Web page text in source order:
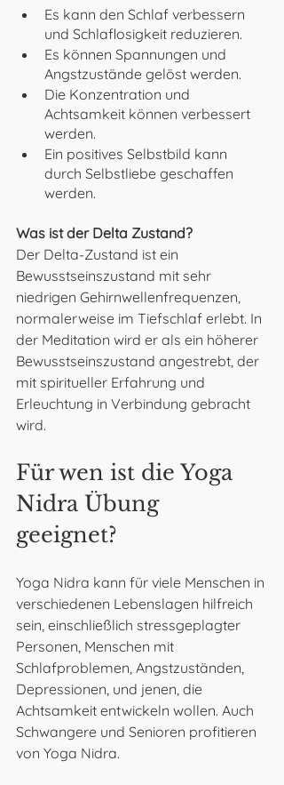
Es kann den Schlaf verbessern
und Schlaflosigkeit reduzieren.
Es können Spannungen und
Angstzustände gelöst werden.
Die Konzentration und
Achtsamkeit können verbessert
werden.
Ein positives Selbstbild kann
durch Selbstliebe geschaffen
werden.
Was ist der Delta Zustand?
Der Delta-Zustand ist ein
Bewusstseinszustand mit sehr
niedrigen Gehirnwellenfrequenzen,
normalerweise im Tiefschlaf erlebt. In
der Meditation wird er als ein höherer
Bewusstseinszustand angestrebt, der
mit spiritueller Erfahrung und
Erleuchtung in Verbindung gebracht
wird.
Für wen ist die Yoga
Nidra Übung
geeignet?
Yoga Nidra kann für viele Menschen in
verschiedenen Lebenslagen hilfreich
sein, einschließlich stressgeplagter
Personen, Menschen mit
Schlafproblemen, Angstzuständen,
Depressionen, und jenen, die
Achtsamkeit entwickeln wollen. Auch
Schwangere und Senioren profitieren
von Yoga Nidra.